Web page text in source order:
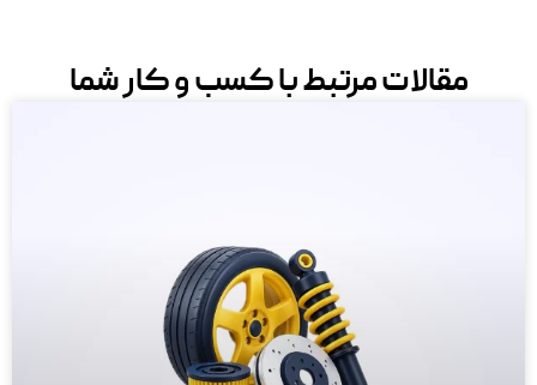
مقالات مرتبط با کسب و کار شما